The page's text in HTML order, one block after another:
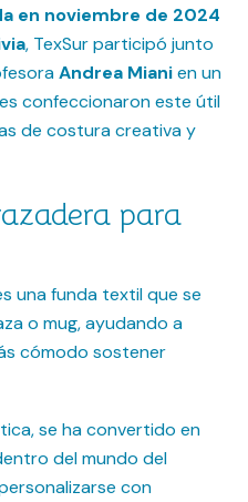
en noviembre de 2024
, TexSur participó junto
Andrea Mianien un
confeccionaron este útil
de costura creativa y
para
una funda textil que se
o mug, ayudando a
cómodo sostener
se ha convertido en
del mundo del
con